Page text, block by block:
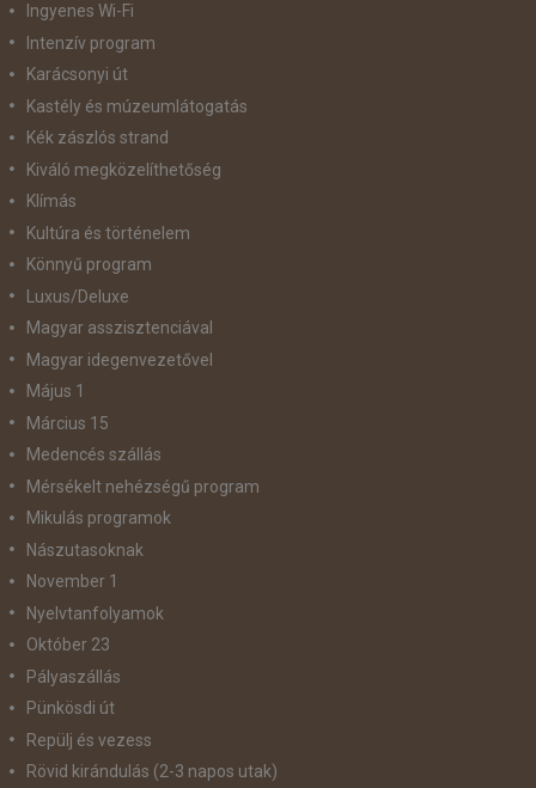
Ingyenes Wi-Fi
Intenzív program
Karácsonyi út
Kastély és múzeumlátogatás
Kék zászlós strand
Kiváló megközelíthetőség
Klímás
Kultúra és történelem
Könnyű program
Luxus/Deluxe
Magyar asszisztenciával
Magyar idegenvezetővel
Május 1
Március 15
Medencés szállás
Mérsékelt nehézségű program
Mikulás programok
Nászutasoknak
November 1
Nyelvtanfolyamok
Október 23
Pályaszállás
Pünkösdi út
Repülj és vezess
Rövid kirándulás (2-3 napos utak)